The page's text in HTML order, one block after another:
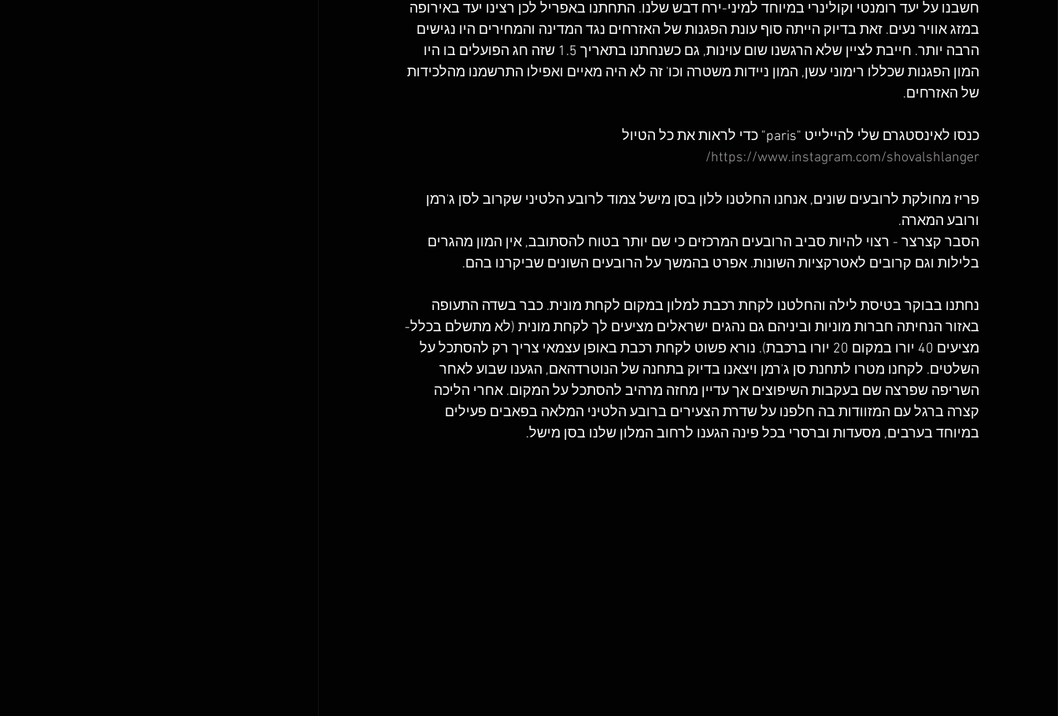
חשבנו על יעד רומנטי וקולינרי במיוחד למיני-ירח דבש שלנו. התחתנו באפריל לכן רצינו יעד באירופה
במזג אוויר נעים. זאת בדיוק הייתה סוף עונת הפגנות של האזרחים נגד המדינה והמחירים היו נגישים
הרבה יותר. חייבת לציין שלא הרגשנו שום עוינות, גם כשנחתנו בתאריך 1.5 שזה חג הפועלים בו היו
המון הפגנות שכללו רימוני עשן, המון ניידות משטרה וכו' זה לא היה מאיים ואפילו התרשמנו מהלכידות
של האזרחים.
כנסו לאינסטגרם שלי להיילייט "paris" כדי לראות את כל הטיול
https://www.instagram.com/shovalshlanger/
פריז מחולקת לרובעים שונים, אנחנו החלטנו ללון בסן מישל צמוד לרובע הלטיני שקרוב לסן ג'רמן
ורובע המארה.
הסבר קצרצר - רצוי להיות סביב הרובעים המרכזים כי שם יותר בטוח להסתובב, אין המון מהגרים
בלילות וגם קרובים לאטרקציות השונות. אפרט בהמשך על הרובעים השונים שביקרנו בהם.
נחתנו בבוקר בטיסת לילה והחלטנו לקחת רכבת למלון במקום לקחת מונית. כבר בשדה התעופה
באזור הנחיתה חברות מוניות וביניהם גם נהגים ישראלים מציעים לך לקחת מונית (לא מתשלם בכלל-
מציעים 40 יורו במקום 20 יורו ברכבת). נורא פשוט לקחת רכבת באופן עצמאי צריך רק להסתכל על
השלטים. לקחנו מטרו לתחנת סן ג'רמן ויצאנו בדיוק בתחנה של הנוטרדהאם, הגענו שבוע לאחר
השריפה שפרצה שם בעקבות השיפוצים אך עדיין מחזה מרהיב להסתכל על המקום. אחרי הליכה
קצרה ברגל עם המזוודות בה חלפנו על שדרת הצעירים ברובע הלטיני המלאה בפאבים פעילים
במיוחד בערבים, מסעדות וברסרי בכל פינה הגענו לרחוב המלון שלנו בסן מישל.